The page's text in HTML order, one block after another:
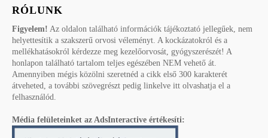
RÓLUNK
Figyelem! Az oldalon található információk tájékoztató jellegűek, nem
helyettesítik a szakszerű orvosi véleményt. A kockázatokról és a
mellékhatásokról kérdezze meg kezelőorvosát, gyógyszerészét! A
honlapon található tartalom teljes egészében NEM vehető át.
Amennyiben mégis közölni szeretnéd a cikk első 300 karakterét
átveheted, a további szövegrészt pedig linkelve itt olvashatja el a
felhasználód.
Média felületeinket az AdsInteractive értékesíti: